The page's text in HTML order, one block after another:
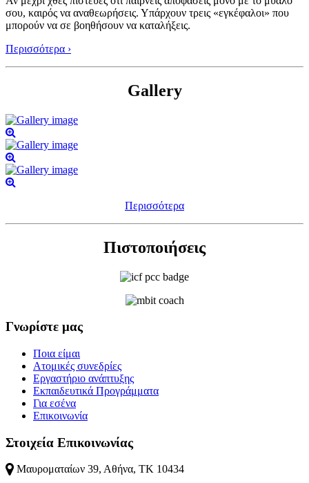
σου, καιρός να αναθεωρήσεις. Υπάρχουν τρεις «εγκέφαλοι» που
μπορούν να σε βοηθήσουν να καταλήξεις.
Περισσότερα ›
Gallery
Περισσότερα
Πιστοποιήσεις
Γνωρίστε μας
Ποια είμαι
Ατομικές συνεδρίες
Εργαστήριο ανάπτυξης
Εκπαιδευτικά Προγράμματα
Για εσένα
Επικοινωνία
Στοιχεία Επικοινωνίας
Μαυροματαίων 39, Αθήνα, ΤΚ 10434